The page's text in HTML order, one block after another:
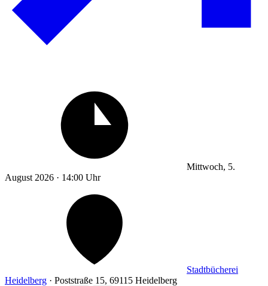
Mittwoch, 5.
August 2026 · 14:00 Uhr
Stadtbücherei
Heidelberg · Poststraße 15, 69115 Heidelberg